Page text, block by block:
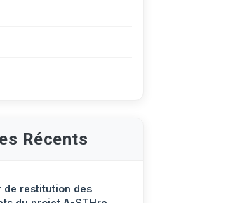
Récents
de restitution des